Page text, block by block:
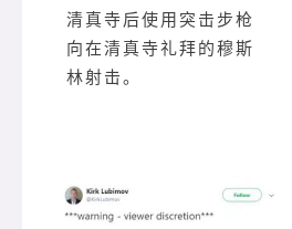
清真寺后使用突击步枪
向在清真寺礼拜的穆斯
林射击。